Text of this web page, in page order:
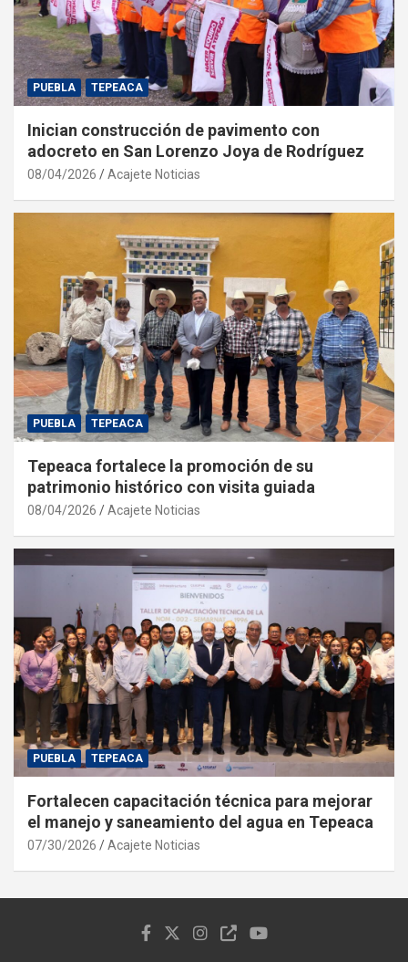
PUEBLA TEPEACA
Inician construcción de pavimento con
adocreto en San Lorenzo Joya de Rodríguez
08/04/2026 Acajete Noticias
PUEBLA TEPEACA
Tepeaca fortalece la promoción de su
patrimonio histórico con visita guiada
08/04/2026 Acajete Noticias
PUEBLA TEPEACA
Fortalecen capacitación técnica para mejorar
el manejo y saneamiento del agua en Tepeaca
07/30/2026 Acajete Noticias